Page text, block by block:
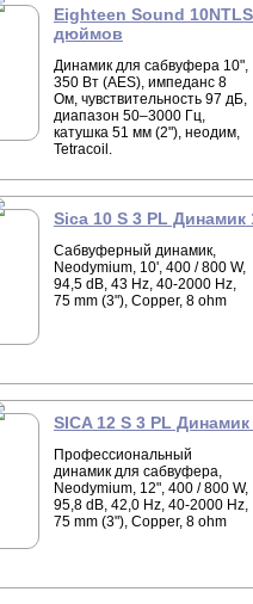
Eighteen Sound
дюймов
Динамик для сабвуфера 10",
350 Вт (AES), импеданс 8
Ом, чувствительность 97 дБ,
диапазон 50–3000 Гц,
катушка 51 мм (2"), неодим,
Tetracoil.
Sica 10 S 3 PL
Сабвуферный динамик,
Neodymium, 10', 400 / 800 W,
94,5 dB, 43 Hz, 40-2000 Hz,
75 mm (3"), Copper, 8 ohm
SICA 12 S 3 PL
Профессиональный
динамик для сабвуфера,
Neodymium, 12", 400 / 800 W,
95,8 dB, 42,0 Hz, 40-2000 Hz,
75 mm (3"), Copper, 8 ohm